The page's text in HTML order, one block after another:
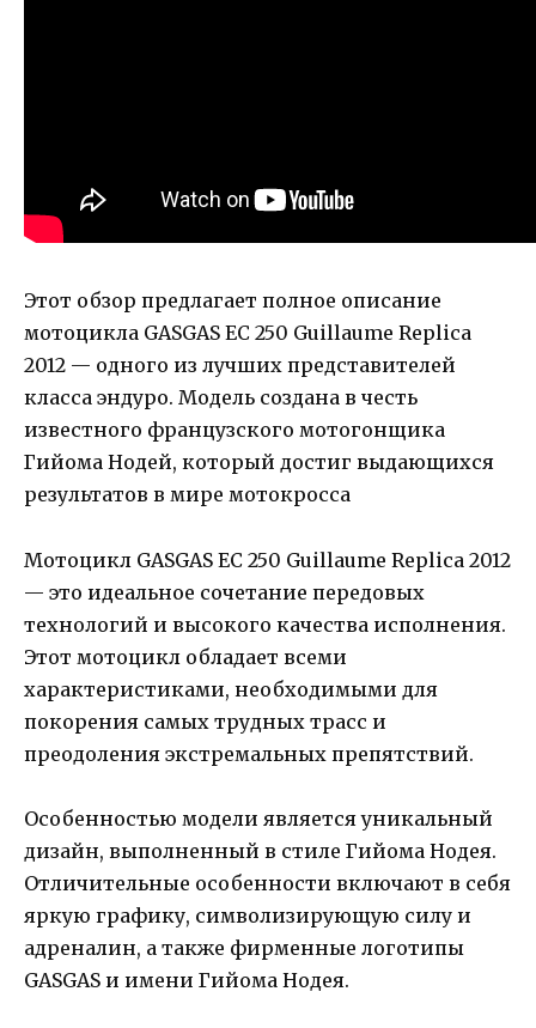
Этот обзор предлагает полное описание
мотоцикла GASGAS EC 250 Guillaume Replica
2012 — одного из лучших представителей
класса эндуро. Модель создана в честь
известного французского мотогонщика
Гийома Нодей, который достиг выдающихся
результатов в мире мотокросса
Мотоцикл GASGAS EC 250 Guillaume Replica 2012
— это идеальное сочетание передовых
технологий и высокого качества исполнения.
Этот мотоцикл обладает всеми
характеристиками, необходимыми для
покорения самых трудных трасс и
преодоления экстремальных препятствий.
Особенностью модели является уникальный
дизайн, выполненный в стиле Гийома Нодея.
Отличительные особенности включают в себя
яркую графику, символизирующую силу и
адреналин, а также фирменные логотипы
GASGAS и имени Гийома Нодея.